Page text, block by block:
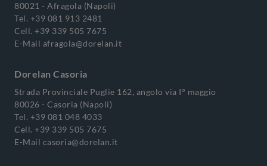
80021 - Afragola (Napoli)
Tel. +39 081 913 2481
Cell. +39 339 505 7675
E-Mail afragola@dorelan.it
Dorelan Casoria
Strada Provinciale Puglie 162, angolo via I° maggio
80026 - Casoria (Napoli)
Tel. +39 081 048 4033
Cell. +39 339 505 7675
E-Mail casoria@dorelan.it